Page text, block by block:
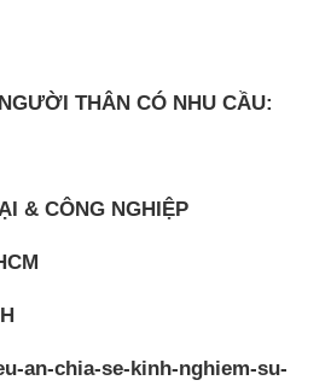
THÂN CÓ NHU CẦU:
& CÔNG NGHIỆP
an-chia-se-kinh-nghiem-su-